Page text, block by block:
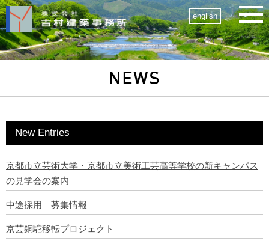
english
New Entries
京都市立芸術大学・京都市立美術工芸高等学校の新キャンパス
の見学会の案内
中途採用 募集情報
京芸銅駝移転プロジェクト